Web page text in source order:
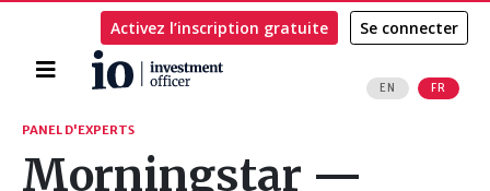
Accueil
EN FR
Activez l’inscription gratuite Se connecter
Rechercher
PANEL D'EXPERTS
Morningstar —